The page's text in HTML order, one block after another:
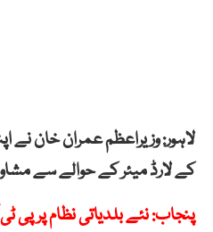
لاہور: وزیراعظم عمران خان نے
کے لارڈ میئر کے حوالے سے
پنجاب: نئے بلدیاتی نظام پر پی